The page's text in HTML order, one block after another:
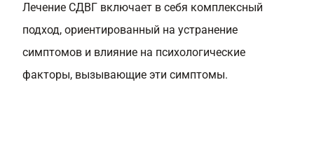
Лечение СДВГ включает в себя комплексный
подход, ориентированный на устранение
симптомов и влияние на психологические
факторы, вызывающие эти симптомы.